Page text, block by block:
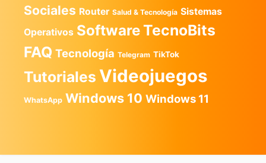
Sociales Router Salud & Tecnología Sistemas
Operativos SoftwareTecnoBits
FAQ Tecnología Telegram TikTok
Tutoriales Videojuegos
WhatsApp Windows 10 Windows 11